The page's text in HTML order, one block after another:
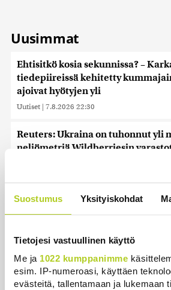
Suostumus Yksityiskohdat
Tietojesi vastuullinen käyttö
Me ja 1022 kumppanimme
esim. IP-numeroasi, käyttäen
evästeitä, tallentamaan ja lukemaan
Uusimmat
Ehtisitkö kosia sekunnissa? –
tiedepiireissä kehitetty
ajoivat hyötyjen yli
Uutiset | 7.8.2026 22:30
Reuters: Ukraina on tuhonnut yli
neliömetriä Wildberriesin
marjat ennen myyntiä? Verottaja
Timo Laaninen julistaa Wille
taitavimmaksi poliitikoksi
Uutiset | 7.8.2026 18:09